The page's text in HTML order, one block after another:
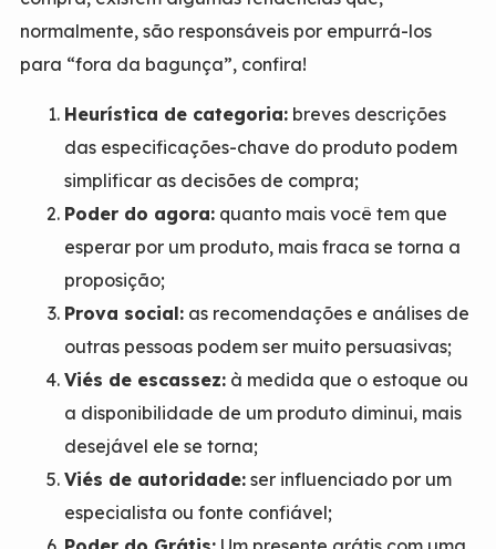
normalmente, são responsáveis por empurrá-los
para “fora da bagunça”, confira!
Heurística de categoria:breves descrições
das especificações-chave do produto podem
simplificar as decisões de compra;
Poder do agora:quanto mais você tem que
esperar por um produto, mais fraca se torna a
proposição;
Prova social:as recomendações e análises de
outras pessoas podem ser muito persuasivas;
Viés de escassez:à medida que o estoque ou
a disponibilidade de um produto diminui, mais
desejável ele se torna;
Viés de autoridade:ser influenciado por um
especialista ou fonte confiável;